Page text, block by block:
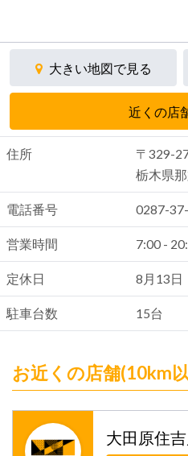
大きい地図で見る
近くの店
住所
〒329-
栃木県
電話番号 0287-
営業時間 7:00 -
定休日 8月13日
駐車台数 15台
お近くの店舗(10km
大田原住